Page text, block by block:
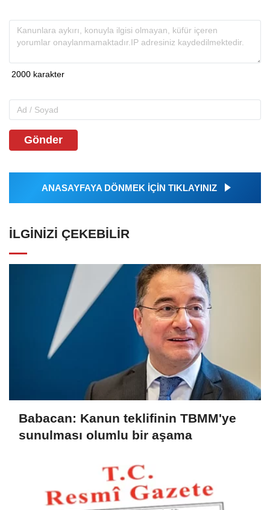
Gönder
ANASAYFAYA DÖNMEK İÇİN TIKLAYINIZ
İLGINIZI ÇEKEBILIR
Babacan: Kanun teklifinin TBMM'ye
sunulması olumlu bir aşama